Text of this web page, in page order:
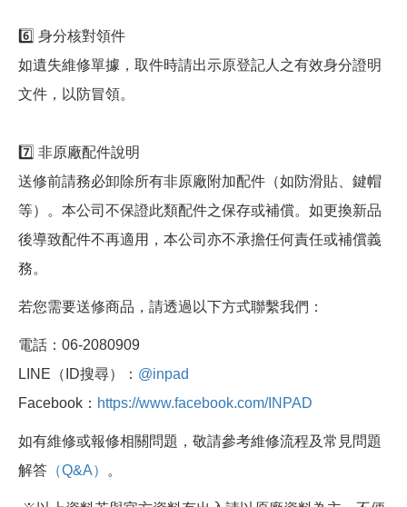
6️⃣ 身分核對領件
如遺失維修單據，取件時請出示原登記人之有效身分證明
文件，以防冒領。
7️⃣ 非原廠配件說明
送修前請務必卸除所有非原廠附加配件（如防滑貼、鍵帽
等）。本公司不保證此類配件之保存或補償。如更換新品
後導致配件不再適用，本公司亦不承擔任何責任或補償義
務。
若您需要送修商品，請透過以下方式聯繫我們：
電話：06-2080909
LINE（ID搜尋）： @inpad
Facebook： https://www.facebook.com/INPAD
如有維修或報修相關問題，敬請參考維修流程及常見問題
解答 （Q&A） 。